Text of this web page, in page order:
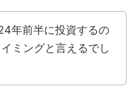
年前半に投資するの
ミングと言えるでし